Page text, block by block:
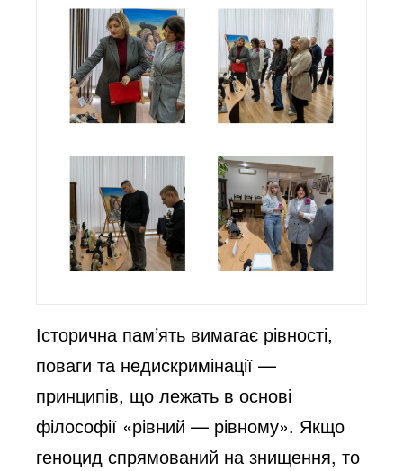
Історична пам’ять вимагає рівності,
поваги та недискримінації —
принципів, що лежать в основі
філософії «рівний — рівному». Якщо
геноцид спрямований на знищення, то